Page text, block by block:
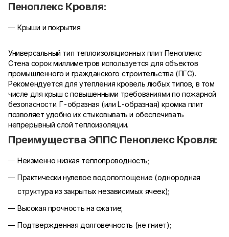
Пеноплекс Кровля:
Крыши и покрытия
Универсальный тип теплоизоляционных плит Пеноплекс
Стена сорок миллиметров используется для объектов
промышленного и гражданского строительства (ПГС).
Рекомендуется для утепления кровель любых типов, в том
числе для крыш с повышенными требованиями по пожарной
безопасности. Г-образная (или L-образная) кромка плит
позволяет удобно их стыковывать и обеспечивать
непрерывный слой теплоизоляции.
Преимущества ЭППС Пеноплекс Кровля:
Неизменно низкая теплопроводность;
Практически нулевое водопоглощение (однородная
структура из закрытых независимых ячеек);
Высокая прочность на сжатие;
Подтвержденная долговечность (не гниет);